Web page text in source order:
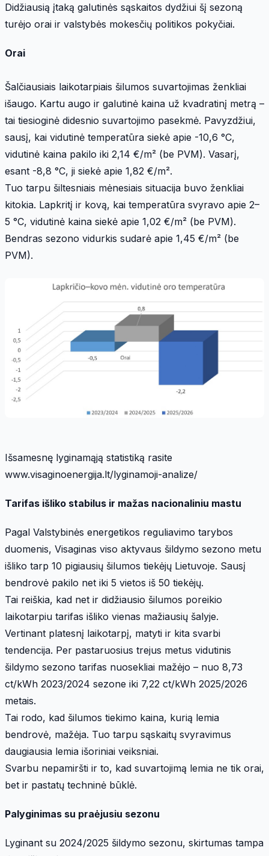
Didžiausią įtaką galutinės sąskaitos dydžiui šį sezoną
turėjo orai ir valstybės mokesčių politikos pokyčiai.
Orai
Šalčiausiais laikotarpiais šilumos suvartojimas ženkliai
išaugo. Kartu augo ir galutinė kaina už kvadratinį metrą –
tai tiesioginė didesnio suvartojimo pasekmė. Pavyzdžiui,
sausį, kai vidutinė temperatūra siekė apie -10,6 °C,
vidutinė kaina pakilo iki 2,14 €/m² (be PVM). Vasarį,
esant -8,8 °C, ji siekė apie 1,82 €/m².
Tuo tarpu šiltesniais mėnesiais situacija buvo ženkliai
kitokia. Lapkritį ir kovą, kai temperatūra svyravo apie 2–
5 °C, vidutinė kaina siekė apie 1,02 €/m² (be PVM).
Bendras sezono vidurkis sudarė apie 1,45 €/m² (be
PVM).
Išsamesnę lyginamąją statistiką rasite
www.visaginoenergija.lt/lyginamoji-analize/
Tarifas išliko stabilus ir mažas nacionaliniu mastu
Pagal Valstybinės energetikos reguliavimo tarybos
duomenis, Visaginas viso aktyvaus šildymo sezono metu
išliko tarp 10 pigiausių šilumos tiekėjų Lietuvoje. Sausį
bendrovė pakilo net iki 5 vietos iš 50 tiekėjų.
Tai reiškia, kad net ir didžiausio šilumos poreikio
laikotarpiu tarifas išliko vienas mažiausių šalyje.
Vertinant platesnį laikotarpį, matyti ir kita svarbi
tendencija. Per pastaruosius trejus metus vidutinis
šildymo sezono tarifas nuosekliai mažėjo – nuo 8,73
ct/kWh 2023/2024 sezone iki 7,22 ct/kWh 2025/2026
metais.
Tai rodo, kad šilumos tiekimo kaina, kurią lemia
bendrovė, mažėja. Tuo tarpu sąskaitų svyravimus
daugiausia lemia išoriniai veiksniai.
Svarbu nepamiršti ir to, kad suvartojimą lemia ne tik orai,
bet ir pastatų techninė būklė.
Palyginimas su praėjusiu sezonu
Lyginant su 2024/2025 šildymo sezonu, skirtumas tampa